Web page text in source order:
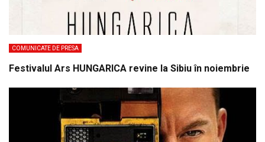
COMUNICATE DE PRESA
Festivalul Ars HUNGARICA revine la Sibiu în noiembrie